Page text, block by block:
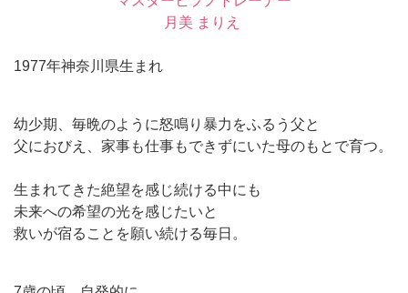
月美 まりえ
1977年神奈川県生まれ
幼少期、毎晩のように怒鳴り暴力をふるう父と
父におびえ、家事も仕事もできずにいた母のもとで育つ。
生まれてきた絶望を感じ続ける中にも
未来への希望の光を感じたいと
救いが宿ることを願い続ける毎日。